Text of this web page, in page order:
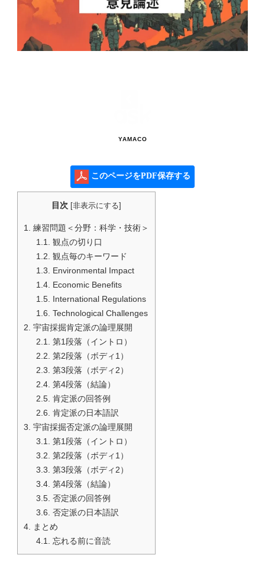
YAMACO
このページをPDF保存する
目次 [非表示にする]
1.
練習問題＜分野：科学・技術＞
1.1.
観点の切り口
1.2. 観点毎のキーワード
1.3.
Environmental Impact
1.4. Economic Benefits
1.5. International Regulations
1.6. Technological Challenges
2. 宇宙採掘肯定派の論理展開
2.1.
第1段落（イントロ）
2.2. 第2段落（ボディ1）
2.3. 第3段落（ボディ2）
2.4. 第4段落（結論）
2.5. 肯定派の回答例
2.6. 肯定派の日本語訳
3. 宇宙採掘否定派の論理展開
3.1.
第1段落（イントロ）
3.2. 第2段落（ボディ1）
3.3. 第3段落（ボディ2）
3.4. 第4段落（結論）
3.5. 否定派の回答例
3.6. 否定派の日本語訳
4.
まとめ
4.1.
忘れる前に音読